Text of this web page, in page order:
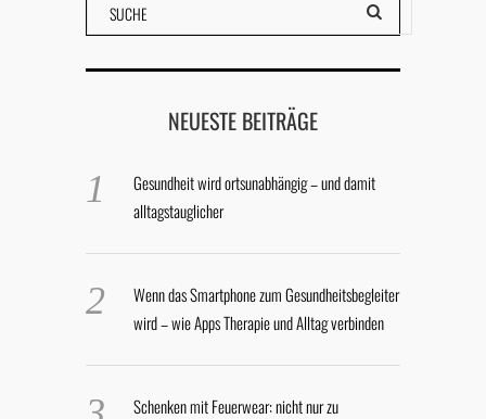
NEUESTE BEITRÄGE
Gesundheit wird ortsunabhängig – und damit
alltagstauglicher
Wenn das Smartphone zum Gesundheitsbegleiter
wird – wie Apps Therapie und Alltag verbinden
Schenken mit Feuerwear: nicht nur zu